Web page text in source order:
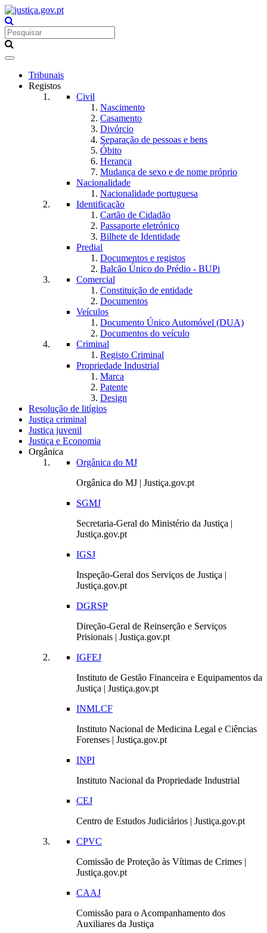
Toggle
navigationTribunais
Registos
Civil
Nascimento
Casamento
Divórcio
Separação de pessoas e bens
Óbito
Herança
Mudança de sexo e de nome próprio
Nacionalidade
Nacionalidade portuguesa
Identificação
Cartão de Cidadão
Passaporte eletrónico
Bilhete de Identidade
Predial
Documentos e registos
Balcão Único do Prédio - BUPi
Comercial
Constituição de entidade
Documentos
Veículos
Documento Único Automóvel (DUA)
Documentos do veículo
Criminal
Registo Criminal
Propriedade Industrial
Marca
Patente
Design
Resolução de litígios
Justiça criminal
Justiça juvenil
Justiça e Economia
Orgânica
Orgânica do MJ
Orgânica do MJ | Justiça.gov.pt
SGMJ
Secretaria-Geral do Ministério da Justiça |
Justiça.gov.pt
IGSJ
Inspeção-Geral dos Serviços de Justiça |
Justiça.gov.pt
DGRSP
Direção-Geral de Reinserção e Serviços
Prisionais | Justiça.gov.pt
IGFEJ
Instituto de Gestão Financeira e Equipamentos da
Justiça | Justiça.gov.pt
INMLCF
Instituto Nacional de Medicina Legal e Ciências
Forenses | Justiça.gov.pt
INPI
Instituto Nacional da Propriedade Industrial
CEJ
Centro de Estudos Judiciários | Justiça.gov.pt
CPVC
Comissão de Proteção às Vítimas de Crimes |
Justiça.gov.pt
CAAJ
Comissão para o Acompanhamento dos
Auxiliares da Justiça